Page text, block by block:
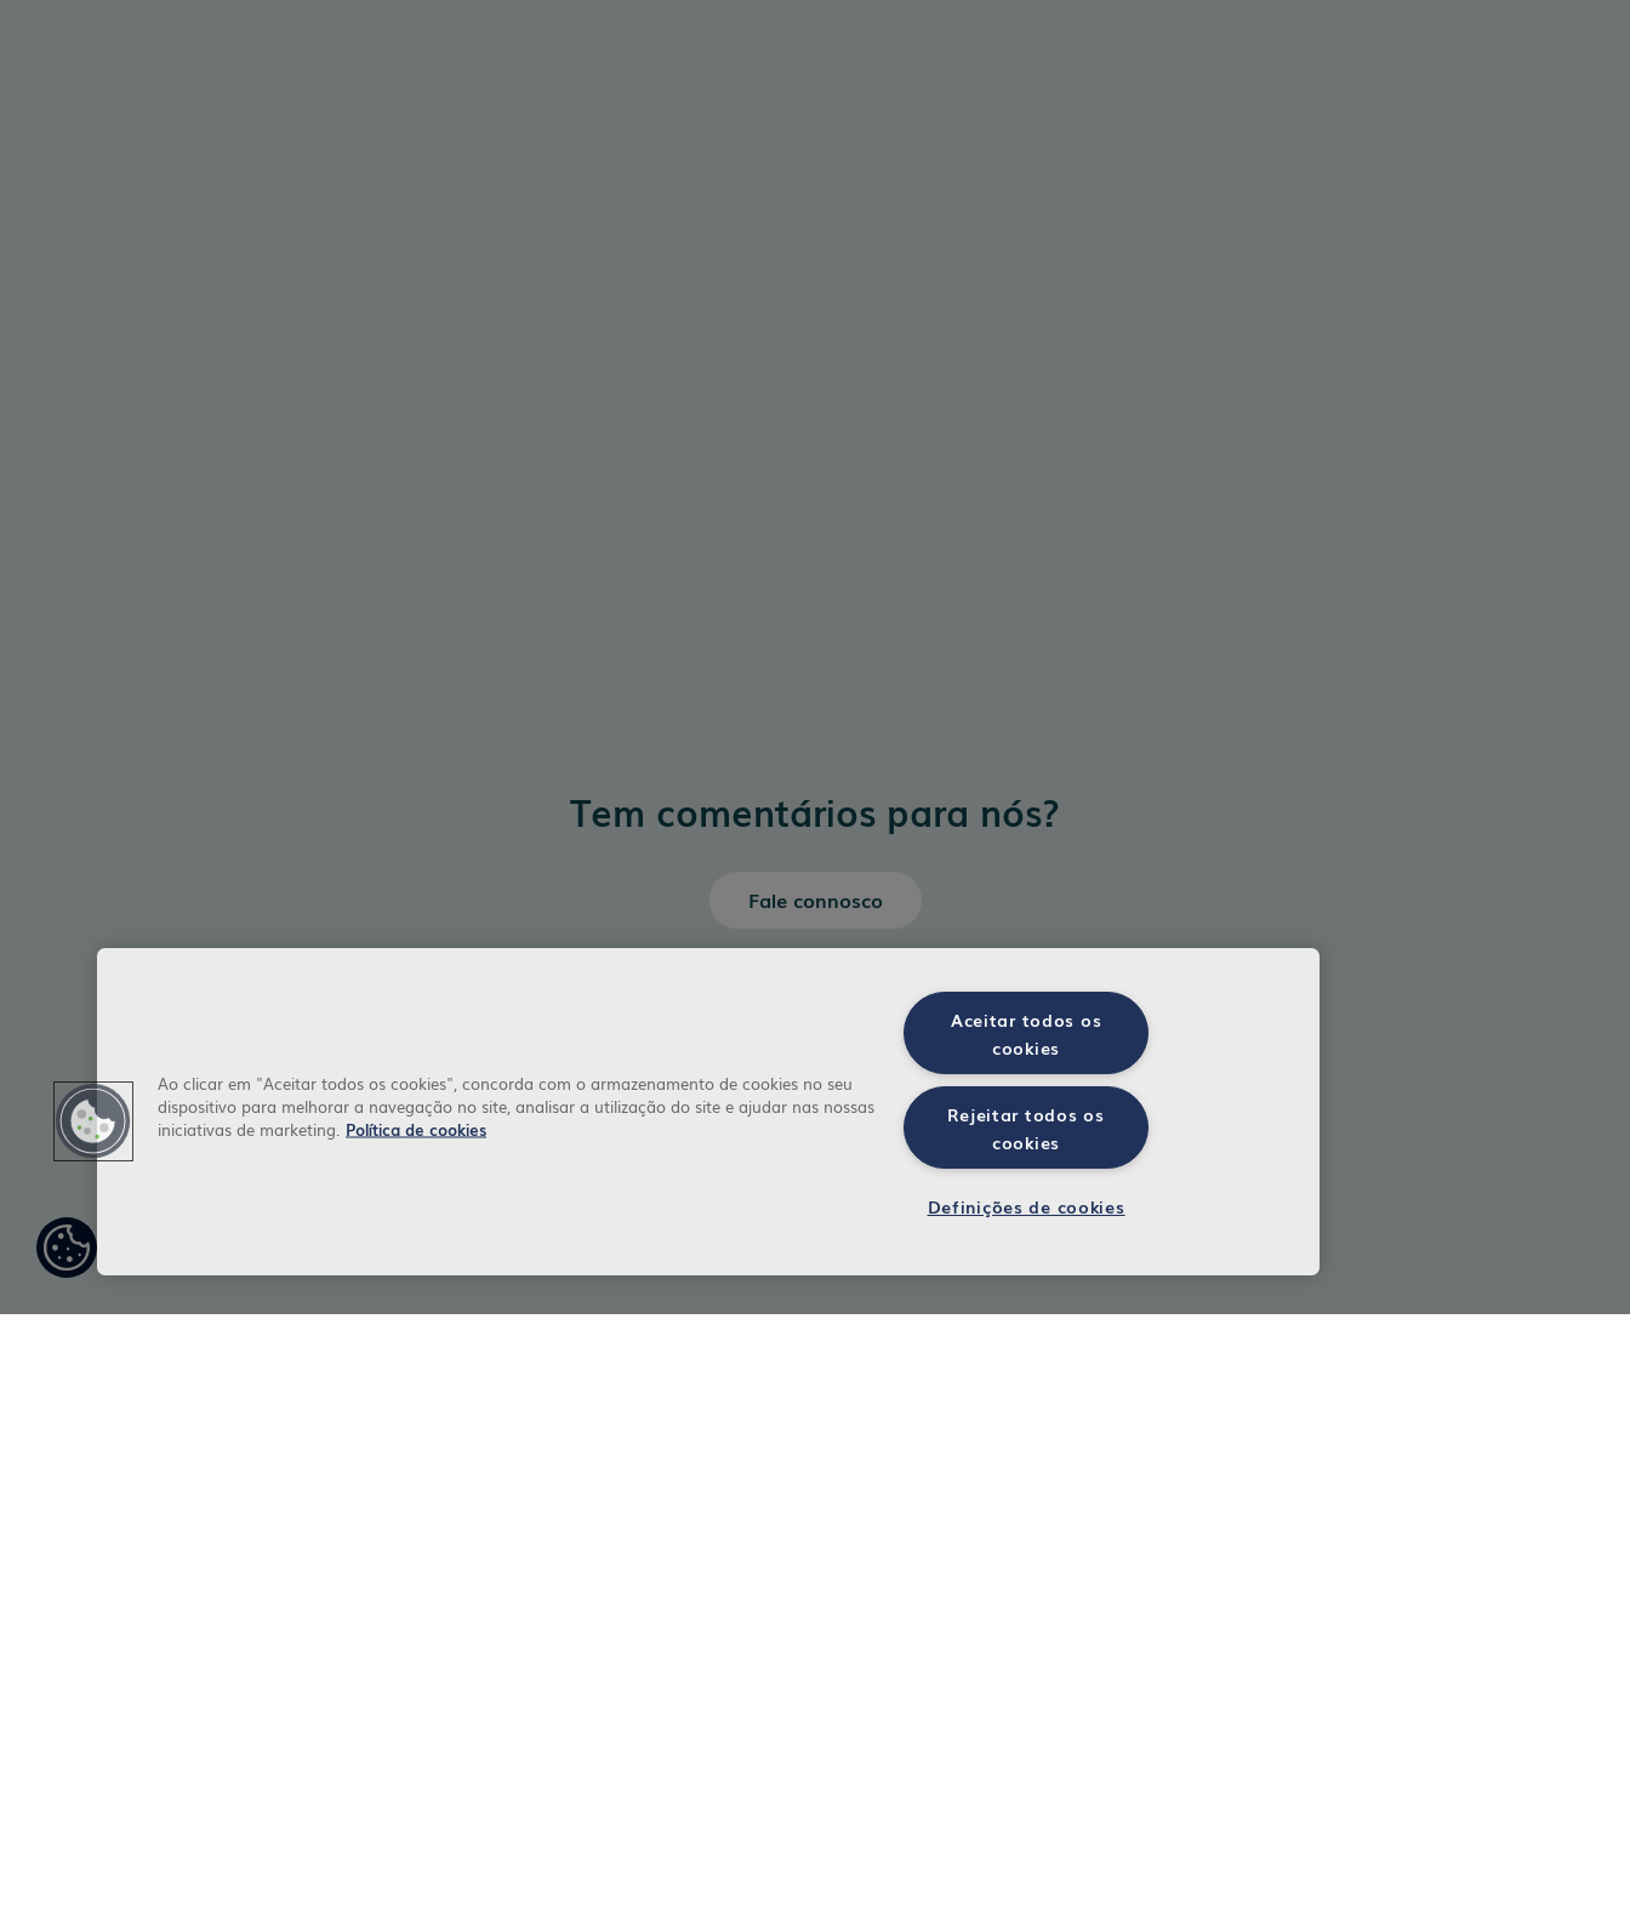
Tem comentários para nós?
Fale connosco
Definiç
ões de
cookies
Ao clicar em "Aceitar todos os cookies", concorda com o armazenamento de cookies no seu
dispositivo para melhorar a navegação no site, analisar a utilização do site e ajudar nas nossas
iniciativas de marketing. Política de cookies
Aceitar todos os
cookies
Rejeitar todos os
cookies
Definições de cookies